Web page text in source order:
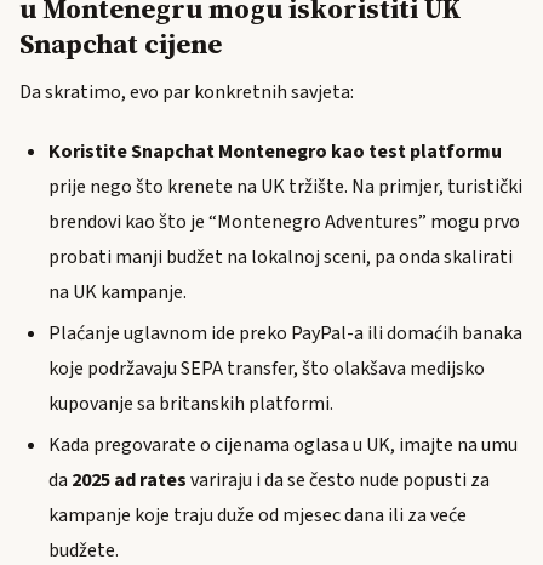
u Montenegru mogu iskoristiti UK
Snapchat cijene
Da skratimo, evo par konkretnih savjeta:
Koristite Snapchat Montenegro kao test platformu
prije nego što krenete na UK tržište. Na primjer, turistički
brendovi kao što je “Montenegro Adventures” mogu prvo
probati manji budžet na lokalnoj sceni, pa onda skalirati
na UK kampanje.
Plaćanje uglavnom ide preko PayPal-a ili domaćih banaka
koje podržavaju SEPA transfer, što olakšava medijsko
kupovanje sa britanskih platformi.
Kada pregovarate o cijenama oglasa u UK, imajte na umu
da 2025 ad ratesvariraju i da se često nude popusti za
kampanje koje traju duže od mjesec dana ili za veće
budžete.